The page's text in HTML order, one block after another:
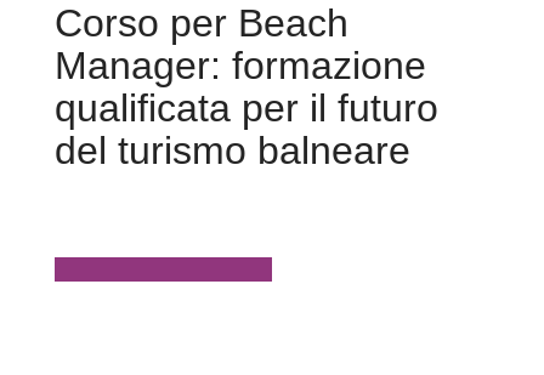
Corso per Beach
Manager: formazione
qualificata per il futuro
del turismo balneare